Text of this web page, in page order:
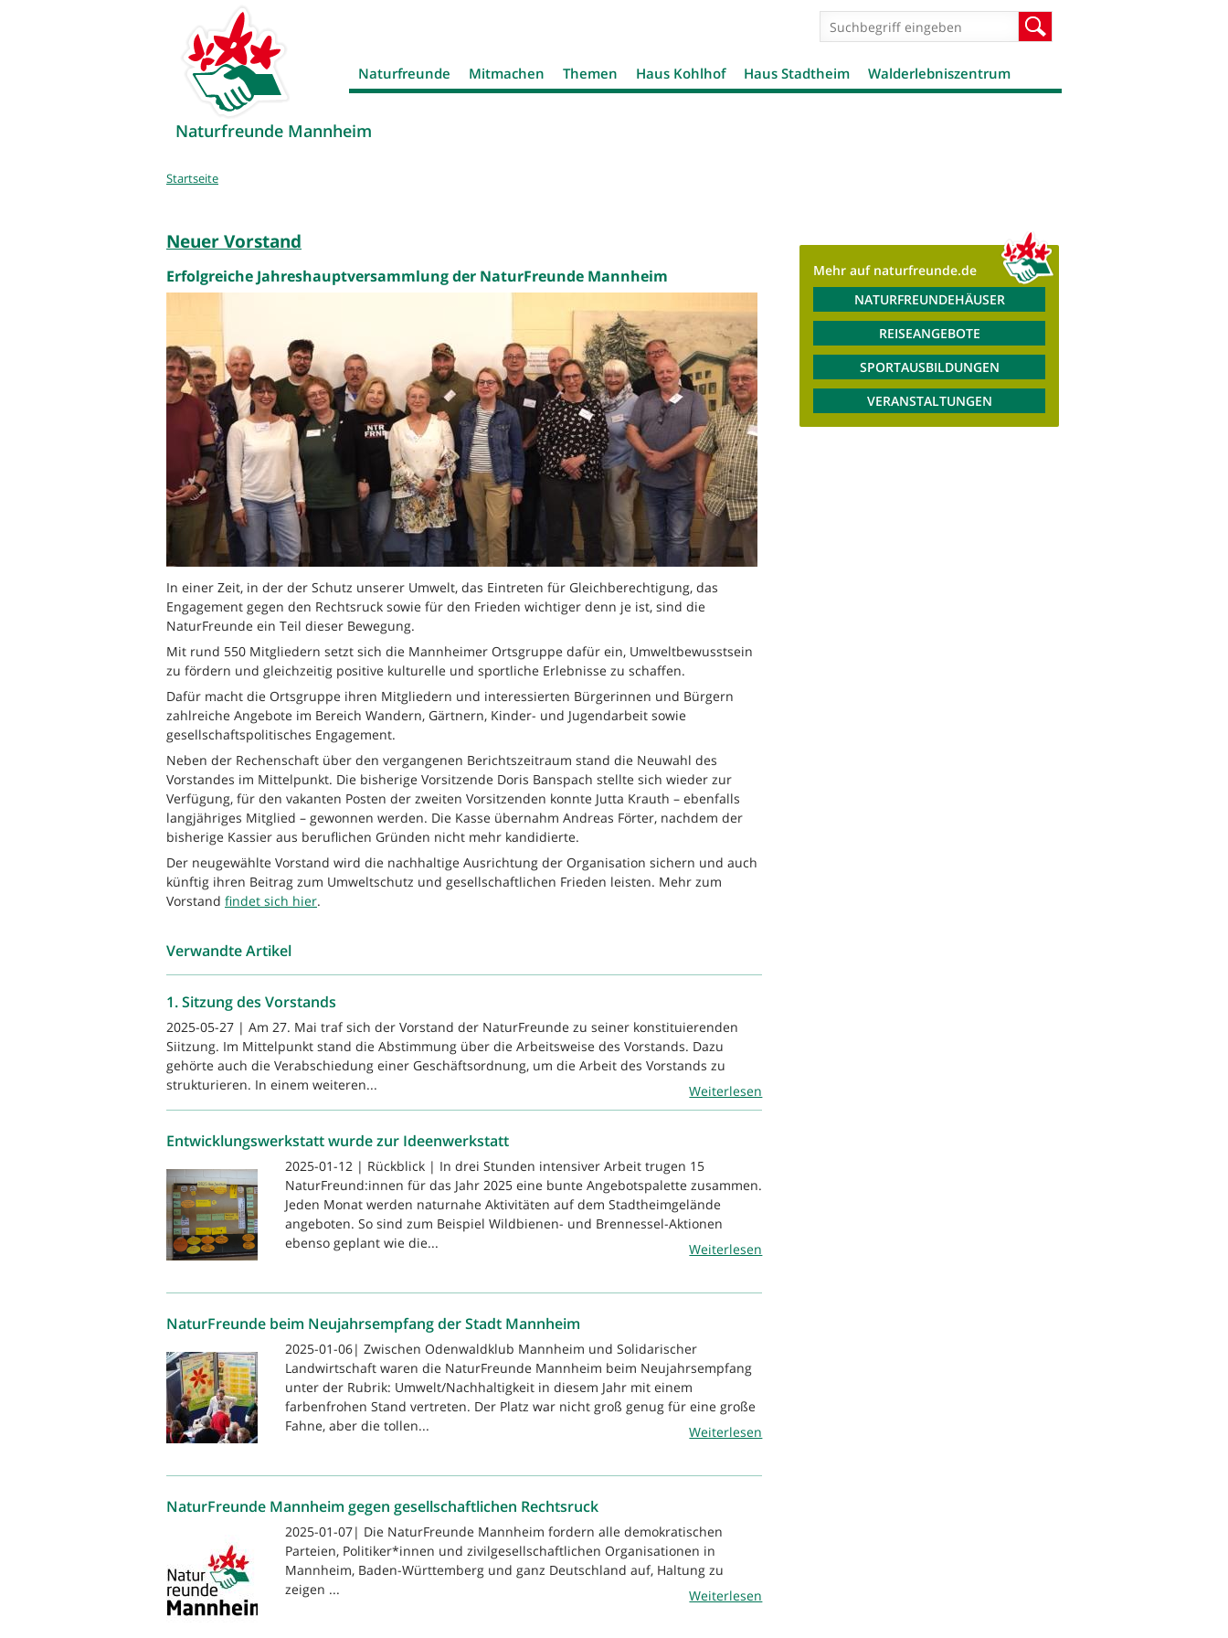
Naturfreunde Mannheim
Suchformular
Naturfreunde Mitmachen Themen Haus Kohlhof Haus Stadtheim Walderlebniszentrum
Sie
Startseite
Neuer Vorstand
Erfolgreiche Jahreshauptversammlung der NaturFreunde Mannheim
In einer Zeit, in der der Schutz unserer Umwelt, das Eintreten für Gleichberechtigung, das
Engagement gegen den Rechtsruck sowie für den Frieden wichtiger denn je ist, sind die
NaturFreunde ein Teil dieser Bewegung.
Mit rund 550 Mitgliedern setzt sich die Mannheimer Ortsgruppe dafür ein, Umweltbewusstsein
zu fördern und gleichzeitig positive kulturelle und sportliche Erlebnisse zu schaffen.
Dafür macht die Ortsgruppe ihren Mitgliedern und interessierten Bürgerinnen und Bürgern
zahlreiche Angebote im Bereich Wandern, Gärtnern, Kinder- und Jugendarbeit sowie
gesellschaftspolitisches Engagement.
Neben der Rechenschaft über den vergangenen Berichtszeitraum stand die Neuwahl des
Vorstandes im Mittelpunkt. Die bisherige Vorsitzende Doris Banspach stellte sich wieder zur
Verfügung, für den vakanten Posten der zweiten Vorsitzenden konnte Jutta Krauth – ebenfalls
langjähriges Mitglied – gewonnen werden. Die Kasse übernahm Andreas Förter, nachdem der
bisherige Kassier aus beruflichen Gründen nicht mehr kandidierte.
Der neugewählte Vorstand wird die nachhaltige Ausrichtung der Organisation sichern und auch
künftig ihren Beitrag zum Umweltschutz und gesellschaftlichen Frieden leisten. Mehr zum
Vorstand findet sich hier.
Verwandte Artikel
1. Sitzung des Vorstands
2025-05-27 | Am 27. Mai traf sich der Vorstand der NaturFreunde zu seiner konstituierenden
Siitzung. Im Mittelpunkt stand die Abstimmung über die Arbeitsweise des Vorstands. Dazu
gehörte auch die Verabschiedung einer Geschäftsordnung, um die Arbeit des Vorstands zu
strukturieren. In einem weiteren...
Weiterlesen
Entwicklungswerkstatt wurde zur Ideenwerkstatt
2025-01-12 | Rückblick | In drei Stunden intensiver Arbeit trugen 15
NaturFreund:innen für das Jahr 2025 eine bunte Angebotspalette zusammen.
Jeden Monat werden naturnahe Aktivitäten auf dem Stadtheimgelände
angeboten. So sind zum Beispiel Wildbienen- und Brennessel-Aktionen
ebenso geplant wie die...
Weiterlesen
NaturFreunde beim Neujahrsempfang der Stadt Mannheim
2025-01-06| Zwischen Odenwaldklub Mannheim und Solidarischer
Landwirtschaft waren die NaturFreunde Mannheim beim Neujahrsempfang
unter der Rubrik: Umwelt/Nachhaltigkeit in diesem Jahr mit einem
farbenfrohen Stand vertreten. Der Platz war nicht groß genug für eine große
Fahne, aber die tollen...
Weiterlesen
NaturFreunde Mannheim gegen gesellschaftlichen Rechtsruck
2025-01-07| Die NaturFreunde Mannheim fordern alle demokratischen
Parteien, Politiker*innen und zivilgesellschaftlichen Organisationen in
Mannheim, Baden-Württemberg und ganz Deutschland auf, Haltung zu
zeigen ...
Weiterlesen
Mehr auf naturfreunde.de
NATURFREUNDEHÄUSER
REISEANGEBOTE
SPORTAUSBILDUNGEN
VERANSTALTUNGEN